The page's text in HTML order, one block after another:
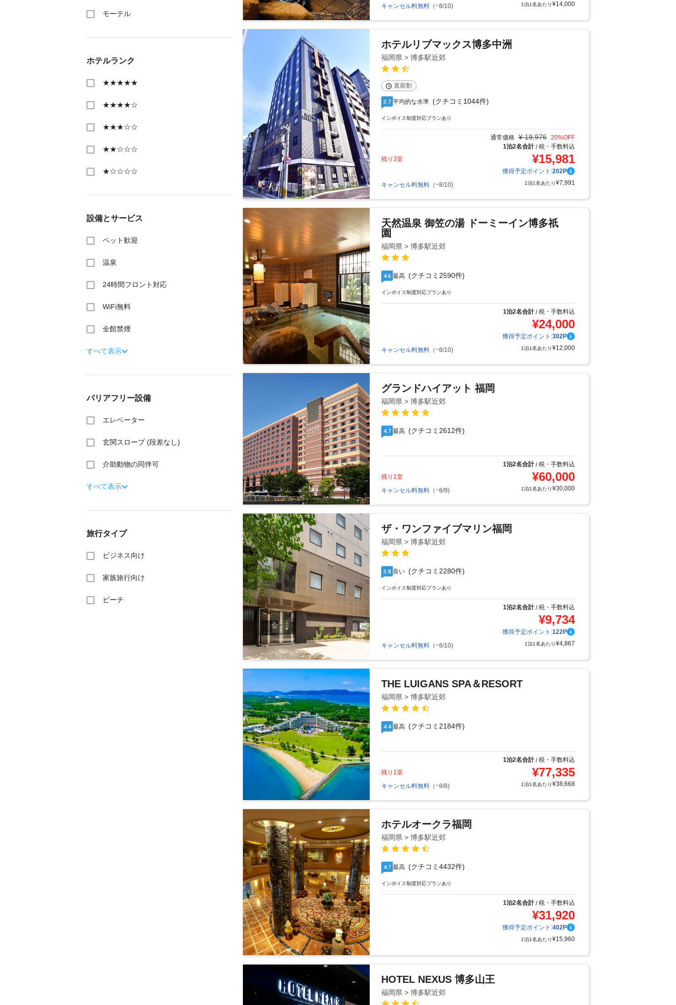
モーテル
ホテルランク
★★★★★
★★★★☆
★★★☆☆
★★☆☆☆
★☆☆☆☆
設備とサービス
ペット歓迎
温泉
24時間フロント対応
WiFi無料
全館禁煙
すべて表示
バリアフリー設備
エレベーター
玄関スロープ (段差なし)
介助動物の同伴可
すべて表示
旅行タイプ
ビジネス向け
家族旅行向け
ビーチ
キャンセル料無料 （~8/10) 1泊1名あたり¥14,000
ホテルリブマックス博多中洲
福岡県 > 博多駅近郊
直前割
3.7 平均的な水準 (クチコミ1044件)
インボイス制度対応プランあり
通常価格 ¥ 19,976 20%OFF
1泊2名合計/税・手数料込
残り3室
¥15,981
獲得予定ポイント:202P
キャンセル料無料 （~8/10) 1泊1名あたり¥7,991
天然温泉 御笠の湯 ドーミーイン博多祇
園
福岡県 > 博多駅近郊
4.6 最高 (クチコミ2590件)
インボイス制度対応プランあり
1泊2名合計/税・手数料込
¥24,000
獲得予定ポイント:302P
キャンセル料無料 （~8/10) 1泊1名あたり¥12,000
グランドハイアット 福岡
福岡県 > 博多駅近郊
4.7 最高 (クチコミ2612件)
1泊2名合計/税・手数料込
残り1室
¥60,000
キャンセル料無料 （~8/9) 1泊1名あたり¥30,000
ザ・ワンファイブマリン福岡
福岡県 > 博多駅近郊
3.8 良い (クチコミ2280件)
インボイス制度対応プランあり
1泊2名合計/税・手数料込
¥9,734
獲得予定ポイント:122P
キャンセル料無料 （~8/10) 1泊1名あたり¥4,867
THE LUIGANS SPA＆RESORT
福岡県 > 博多駅近郊
4.4 最高 (クチコミ2184件)
1泊2名合計/税・手数料込
残り1室
¥77,335
キャンセル料無料 （~8/8) 1泊1名あたり¥38,668
ホテルオークラ福岡
福岡県 > 博多駅近郊
4.7 最高 (クチコミ4432件)
インボイス制度対応プランあり
1泊2名合計/税・手数料込
¥31,920
獲得予定ポイント:402P
1泊1名あたり¥15,960
HOTEL NEXUS 博多山王
福岡県 > 博多駅近郊